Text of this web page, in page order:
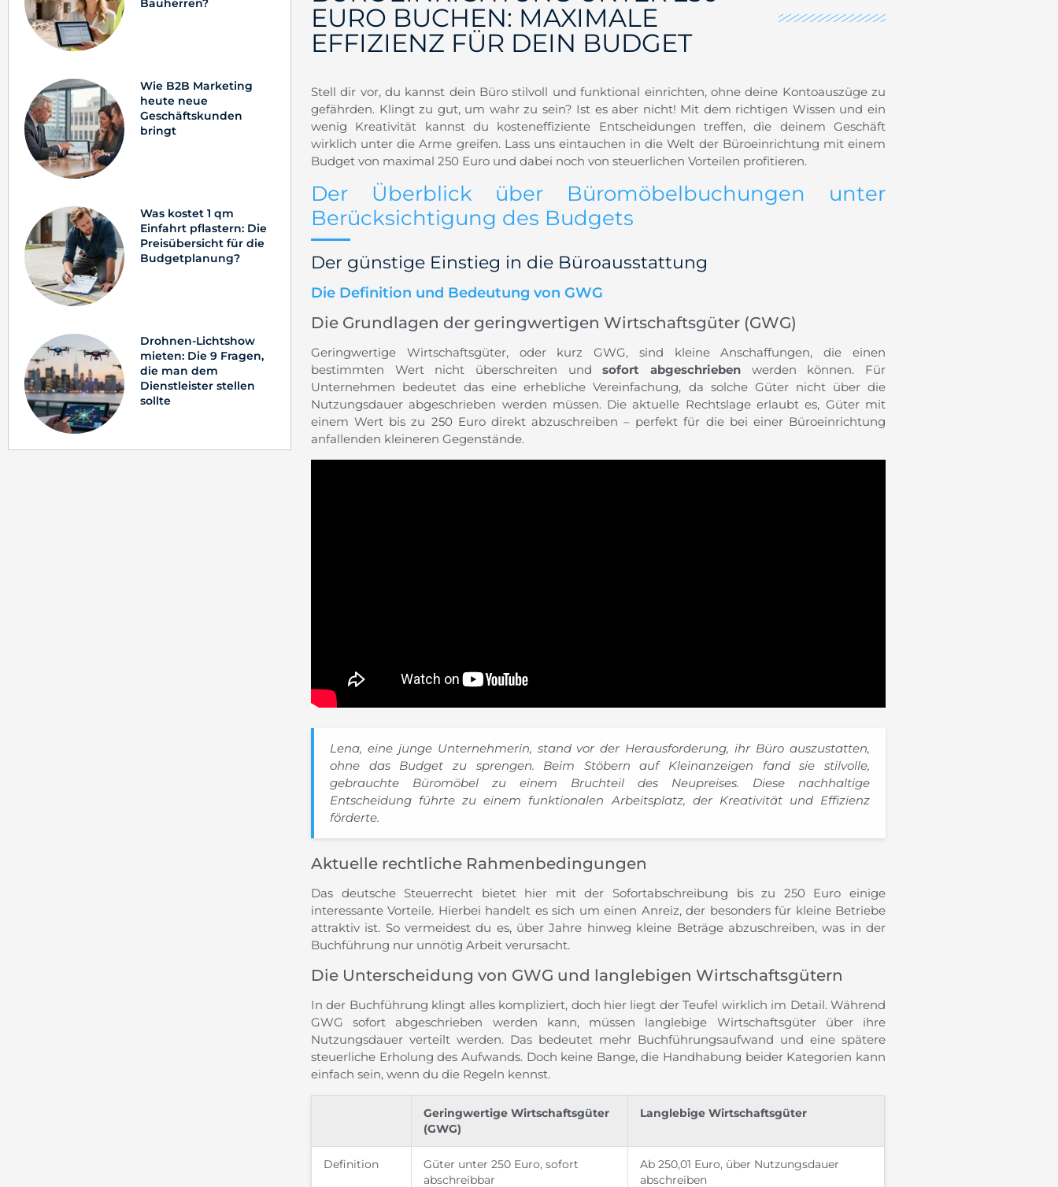
Wie B2B Marketing
heute neue
Geschäftskunden
bringt
Was kostet 1 qm
Einfahrt pflastern: Die
Preisübersicht für die
Budgetplanung?
Drohnen-Lichtshow
mieten: Die 9 Fragen,
die man dem
Dienstleister stellen
sollte
EURO BUCHEN: MAXIMALE
EFFIZIENZ FÜR DEIN BUDGET
Stell dir vor, du kannst dein Büro stilvoll und funktional einrichten, ohne deine Kontoauszüge zu
gefährden. Klingt zu gut, um wahr zu sein? Ist es aber nicht! Mit dem richtigen Wissen und ein
wenig Kreativität kannst du kosteneffiziente Entscheidungen treffen, die deinem Geschäft
wirklich unter die Arme greifen. Lass uns eintauchen in die Welt der Büroeinrichtung mit einem
Budget von maximal 250 Euro und dabei noch von steuerlichen Vorteilen profitieren.
Der Überblick über Büromöbelbuchungen unter
Berücksichtigung des Budgets
Der günstige Einstieg in die Büroausstattung
Die Definition und Bedeutung von GWG
Die Grundlagen der geringwertigen Wirtschaftsgüter (GWG)
Geringwertige Wirtschaftsgüter, oder kurz GWG, sind kleine Anschaffungen, die einen
bestimmten Wert nicht überschreiten undsofort abgeschriebenwerden können. Für
Unternehmen bedeutet das eine erhebliche Vereinfachung, da solche Güter nicht über die
Nutzungsdauer abgeschrieben werden müssen. Die aktuelle Rechtslage erlaubt es, Güter mit
einem Wert bis zu 250 Euro direkt abzuschreiben – perfekt für die bei einer Büroeinrichtung
anfallenden kleineren Gegenstände.
Lena, eine junge Unternehmerin, stand vor der Herausforderung, ihr Büro auszustatten,
ohne das Budget zu sprengen. Beim Stöbern auf Kleinanzeigen fand sie stilvolle,
gebrauchte Büromöbel zu einem Bruchteil des Neupreises. Diese nachhaltige
Entscheidung führte zu einem funktionalen Arbeitsplatz, der Kreativität und Effizienz
förderte.
Aktuelle rechtliche Rahmenbedingungen
Das deutsche Steuerrecht bietet hier mit der Sofortabschreibung bis zu 250 Euro einige
interessante Vorteile. Hierbei handelt es sich um einen Anreiz, der besonders für kleine Betriebe
attraktiv ist. So vermeidest du es, über Jahre hinweg kleine Beträge abzuschreiben, was in der
Buchführung nur unnötig Arbeit verursacht.
Die Unterscheidung von GWG und langlebigen Wirtschaftsgütern
In der Buchführung klingt alles kompliziert, doch hier liegt der Teufel wirklich im Detail. Während
GWG sofort abgeschrieben werden kann, müssen langlebige Wirtschaftsgüter über ihre
Nutzungsdauer verteilt werden. Das bedeutet mehr Buchführungsaufwand und eine spätere
steuerliche Erholung des Aufwands. Doch keine Bange, die Handhabung beider Kategorien kann
einfach sein, wenn du die Regeln kennst.
Geringwertige Wirtschaftsgüter
(GWG)
Langlebige Wirtschaftsgüter
Definition
Güter unter 250 Euro, sofort
abschreibbar
Ab 250,01 Euro, über Nutzungsdauer
abschreiben